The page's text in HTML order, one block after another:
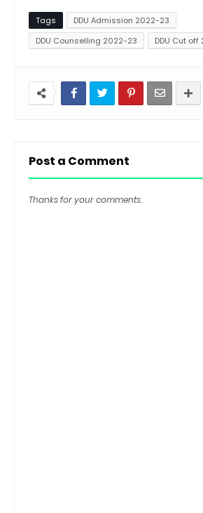
Tags
DDU Admission 2022-23
DDU Counselling 2022-23
DDU Cut off
Post a Comment
Thanks for your comments.